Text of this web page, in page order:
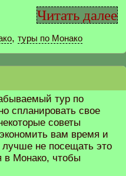
Читать далее
, туры по Монако
тур по
спланировать свое
советы
вам время и
лучше не посещать это
в Монако, чтобы